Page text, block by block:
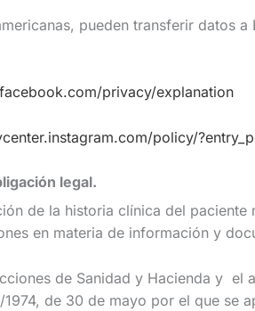
pueden transferir datos
privacy/explanation
policy/?
legal.
la historia clínica del paciente
en materia de información y
de Sanidad y Hacienda y el
de 30 de mayo por el que se